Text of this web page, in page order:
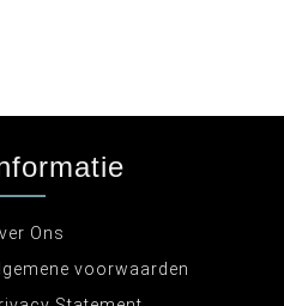
Ons
voorwaarden